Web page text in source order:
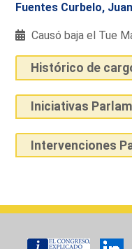
Fuentes Curbelo,
Causó baja el Tue
Histórico de
Iniciativas
Intervenciones